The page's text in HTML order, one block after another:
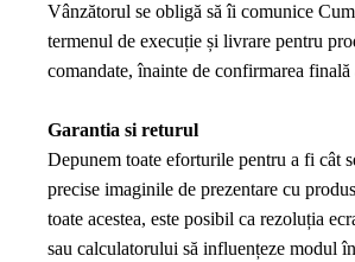
Vânzătorul se obligă să îi comunice
termenul de execuție și livrare pentru
comandate, înainte de confirmarea
Garantia si returul
Depunem toate eforturile pentru a fi cât
precise imaginile de prezentare cu
toate acestea, este posibil ca rezoluția
sau calculatorului să influențeze modul